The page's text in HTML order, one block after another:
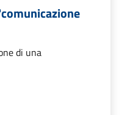
di una